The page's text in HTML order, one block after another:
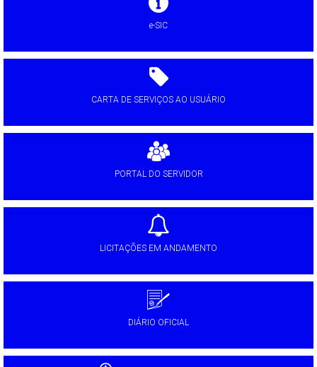
e-SIC
CARTA DE SERVIÇOS AO USUÁRIO
PORTAL DO SERVIDOR
LICITAÇÕES EM ANDAMENTO
DIÁRIO OFICIAL